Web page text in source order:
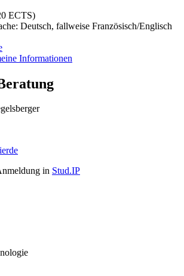
ECTS)
Deutsch, fallweise Französisch/Englisch
Informationen
de
in Stud.IP